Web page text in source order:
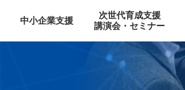
中小企業支援
次世代育成支援
講演会・セミナー